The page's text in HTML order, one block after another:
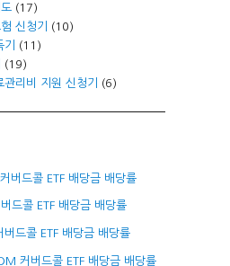
(17)
신청기
(10)
(11)
(19)
리비 지원 신청기
(6)
버드콜 ETF 배당금 배당률
드콜 ETF 배당금 배당률
드콜 ETF 배당금 배당률
커버드콜 ETF 배당금 배당률